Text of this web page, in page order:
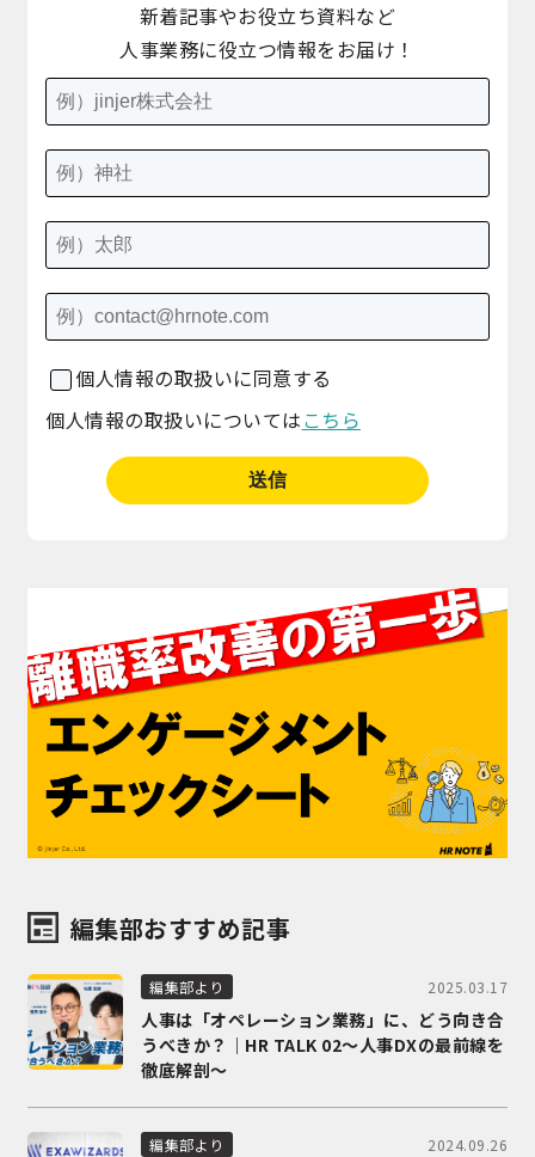
新着記事やお役立ち資料など
人事業務に役立つ情報をお届け！
個人情報の取扱いに同意する
個人情報の取扱いについては こちら
編集部おすすめ記事
編集部より 2025.03.17
人事は「オペレーション業務」に、どう向き合
うべきか？｜HR TALK 02～人事DXの最前線を
徹底解剖～
編集部より 2024.09.26